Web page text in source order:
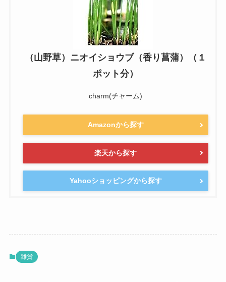
（山野草）ニオイショウブ（香り菖蒲）（１
ポット分）
charm(チャーム)
Amazonから探す
楽天から探す
Yahooショッピングから探す
雑貨